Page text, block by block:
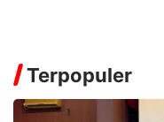
Terpopuler